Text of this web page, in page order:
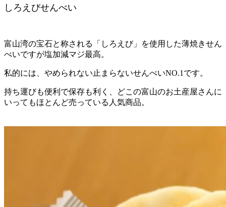
しろえびせんべい
富山湾の宝石と称される「しろえび」を使用した薄焼きせん
べいですが塩加減マジ最高。
私的には、やめられない止まらないせんべいNO.1です。
持ち運びも便利で保存も利く、どこの富山のお土産屋さんに
いってもほとんど売っている人気商品。